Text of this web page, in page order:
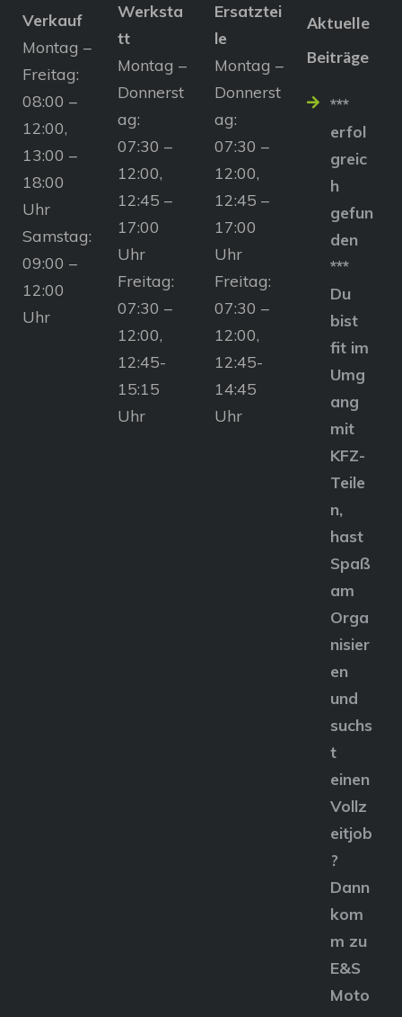
Verkauf
Montag –
Freitag:
08:00 –
12:00,
13:00 –
18:00
Uhr
Samstag:
09:00 –
12:00
Uhr
Werksta
tt
Montag –
Donnerst
ag:
07:30 –
12:00,
12:45 –
17:00
Uhr
Freitag:
07:30 –
12:00,
12:45-
15:15
Uhr
Ersatztei
le
Montag –
Donnerst
ag:
07:30 –
12:00,
12:45 –
17:00
Uhr
Freitag:
07:30 –
12:00,
12:45-
14:45
Uhr
Aktuelle
Beiträge
***
erfol
greic
h
gefun
den
***
Du
bist
fit im
Umg
ang
mit
KFZ-
Teile
n,
hast
Spaß
am
Orga
nisier
en
und
suchs
t
einen
Vollz
eitjob
?
Dann
kom
m zu
E&S
Moto